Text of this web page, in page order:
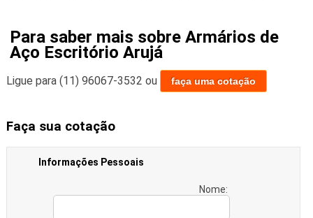
Para saber mais sobre Armários de
Aço Escritório Arujá
Ligue para (11) 96067-3532 ou faça uma cotação
Faça sua cotação
Informações Pessoais
Nome: